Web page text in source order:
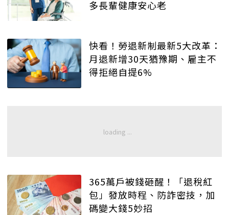
多長輩健康安心老
快看！勞退新制最新5大改革：
月退新增30天猶豫期、雇主不
得拒絕自提6%
365萬戶被錢砸醒！「退稅紅
包」發放時程、防詐密技，加
碼變大錢5妙招